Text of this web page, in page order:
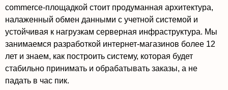
commerce-площадкой стоит продуманная архитектура,
налаженный обмен данными с учетной системой и
устойчивая к нагрузкам серверная инфраструктура. Мы
занимаемся разработкой интернет-магазинов более 12
лет и знаем, как построить систему, которая будет
стабильно принимать и обрабатывать заказы, а не
падать в час пик.